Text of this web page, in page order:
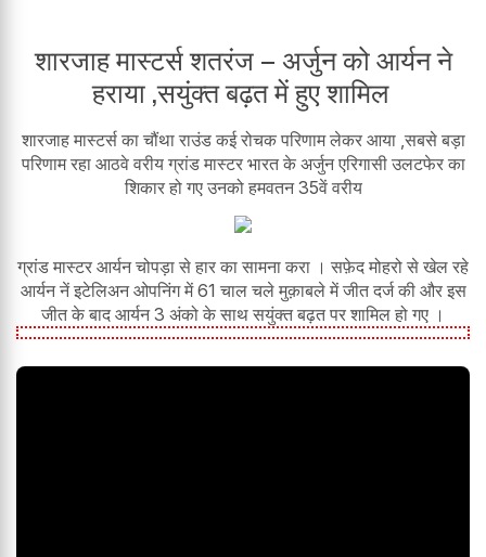
शारजाह मास्टर्स शतरंज – अर्जुन को आर्यन ने
हराया ,सयुंक्त बढ़त में हुए शामिल
शारजाह मास्टर्स का चौंथा राउंड कई रोचक परिणाम लेकर आया ,सबसे बड़ा
परिणाम रहा आठवे वरीय ग्रांड मास्टर भारत के अर्जुन एरिगासी उलटफेर का
शिकार हो गए उनको हमवतन 35वें वरीय
ग्रांड मास्टर आर्यन चोपड़ा से हार का सामना करा । सफ़ेद मोहरो से खेल रहे
आर्यन नें इटेलिअन ओपनिंग में 61 चाल चले मुक़ाबले में जीत दर्ज की और इस
जीत के बाद आर्यन 3 अंको के साथ सयुंक्त बढ़त पर शामिल हो गए ।